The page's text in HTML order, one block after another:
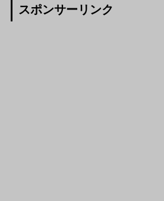
スポンサーリンク